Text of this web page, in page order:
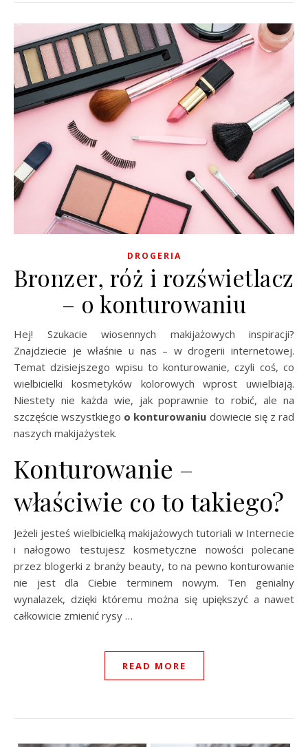
DROGERIA
Bronzer, róż i rozświetlacz
– o konturowaniu
Hej! Szukacie wiosennych makijażowych inspiracji?
Znajdziecie je właśnie u nas – w drogerii internetowej.
Temat dzisiejszego wpisu to konturowanie, czyli coś, co
wielbicielki kosmetyków kolorowych wprost uwielbiają.
Niestety nie każda wie, jak poprawnie to robić, ale na
szczęście wszystkiego o konturowaniu dowiecie się z rad
naszych makijażystek.
Konturowanie –
właściwie co to takiego?
Jeżeli jesteś wielbicielką makijażowych tutoriali w Internecie
i nałogowo testujesz kosmetyczne nowości polecane
przez blogerki z branży beauty, to na pewno konturowanie
nie jest dla Ciebie terminem nowym. Ten genialny
wynalazek, dzięki któremu można się upiększyć a nawet
całkowicie zmienić rysy …
READ MORE